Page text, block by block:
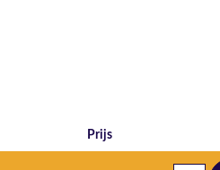
Prijs